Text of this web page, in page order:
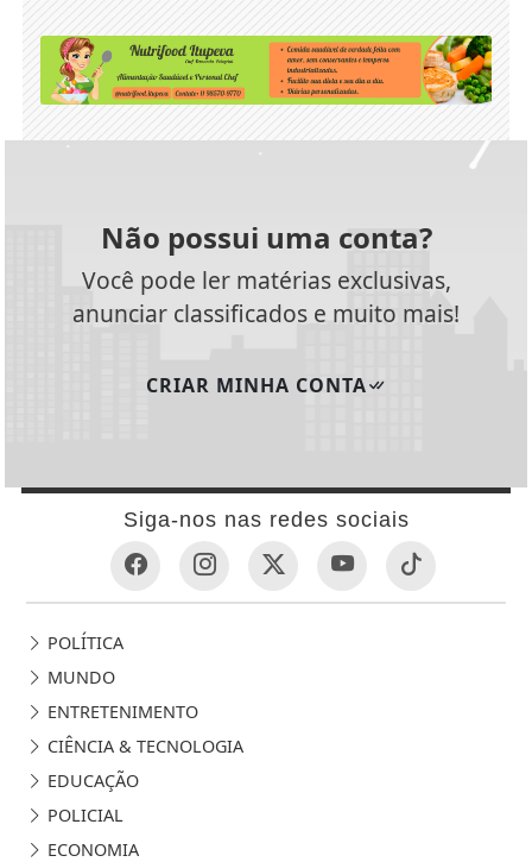
Não possui uma conta?
Você pode ler matérias exclusivas,
anunciar classificados e muito mais!
CRIAR MINHA CONTA
Siga-nos nas redes sociais
POLÍTICA
MUNDO
ENTRETENIMENTO
CIÊNCIA & TECNOLOGIA
EDUCAÇÃO
POLICIAL
ECONOMIA